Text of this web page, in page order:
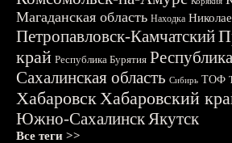
Магаданская область Находка
Петропавловск-Камчатский
край Республика Бурятия
Сахалинская область Сибирь ТОФ
ХабаровскХабаровский
Южно-СахалинскЯкутск
Все теги >>